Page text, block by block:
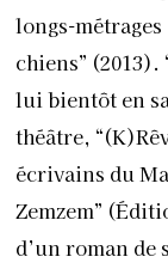
longs-métrages
chiens” (2013).
lui bientôt en
théâtre,
écrivains du
Zemzem”
d’un roman